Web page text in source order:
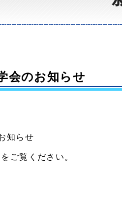
会のお知らせ
知らせ
ご覧ください。